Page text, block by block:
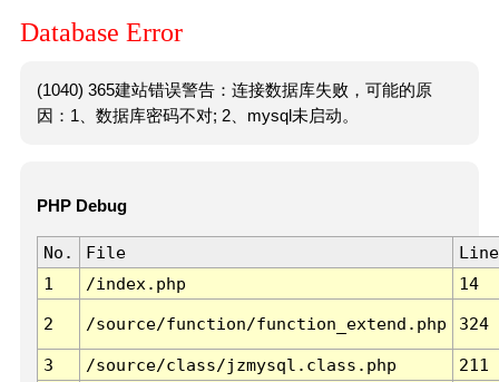
Database Error
(1040) 365建站错误警告：连接数据库失败，可能的原
因：1、数据库密码不对; 2、mysql未启动。
PHP Debug
No. File
Line
1
/index.php 14
2 /source/function/function_extend.php 324
3 /source/class/jzmysql.class.php
211